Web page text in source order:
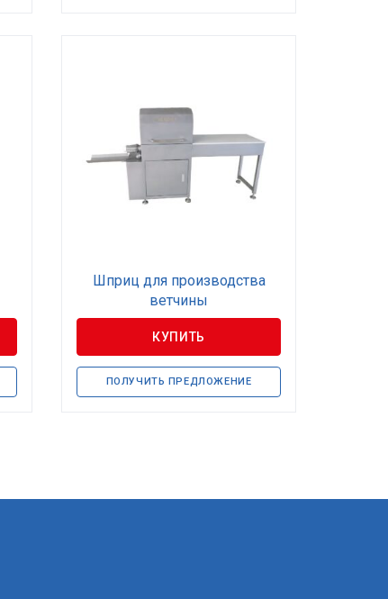
Шприц для производства
ветчины
КУПИТЬ
ПОЛУЧИТЬ ПРЕДЛОЖЕНИЕ